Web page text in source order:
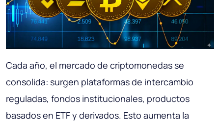
Cada año, el mercado de criptomonedas se
consolida: surgen plataformas de intercambio
reguladas, fondos institucionales, productos
basados ​​en ETF y derivados. Esto aumenta la